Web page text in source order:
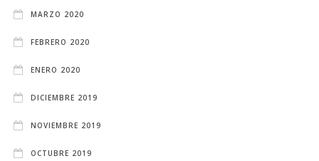
MARZO 2020
FEBRERO 2020
ENERO 2020
DICIEMBRE 2019
NOVIEMBRE 2019
OCTUBRE 2019